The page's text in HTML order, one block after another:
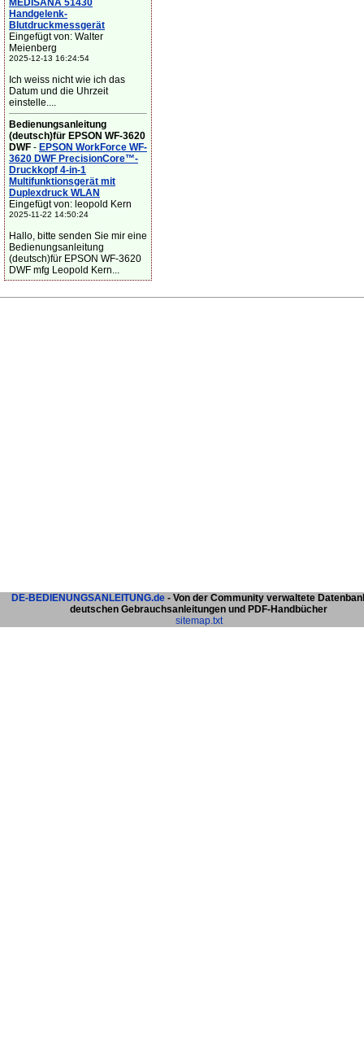
MEDISANA 51430
Handgelenk-
Blutdruckmessgerät
Eingefügt von: Walter
Meienberg
2025-12-13 16:24:54
Ich weiss nicht wie ich das
Datum und die Uhrzeit
einstelle....
Bedienungsanleitung
(deutsch)für EPSON WF-3620
DWF - EPSON WorkForce WF-
3620 DWF PrecisionCore™-
Druckkopf 4-in-1
Multifunktionsgerät mit
Duplexdruck WLAN
Eingefügt von: leopold Kern
2025-11-22 14:50:24
Hallo, bitte senden Sie mir eine
Bedienungsanleitung
(deutsch)für EPSON WF-3620
DWF mfg Leopold Kern...
DE-BEDIENUNGSANLEITUNG.de - Von der Community verwaltete
deutschen Gebrauchsanleitungen und PDF-Handbücher
sitemap.txt